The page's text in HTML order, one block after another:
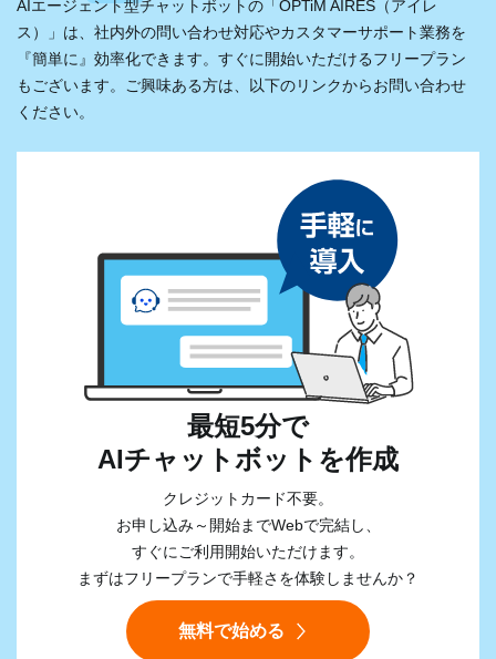
AIエージェント型チャットボットの「OPTiM AIRES（アイレ
ス）」は、 社内外の問い合わせ対応やカスタマーサポート業務を
『簡単に』効率化できます。 すぐに開始いただけるフリープラン
もございます。ご興味ある方は、以下のリンクからお問い合わせ
ください。
最短5分で
AIチャットボットを作成
クレジットカード不要。
お申し込み～開始までWebで完結し、
すぐにご利用開始いただけます。
まずはフリープランで手軽さを体験しませんか？
無料で始める